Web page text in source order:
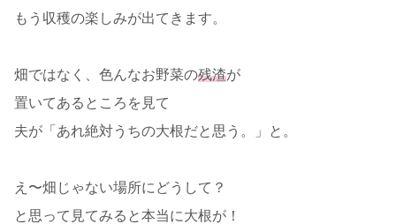
もう収穫の楽しみが出てきます。
畑ではなく、色んなお野菜の残渣が
置いてあるところを見て
夫が「あれ絶対うちの大根だと思う。」と。
え〜畑じゃない場所にどうして？
と思って見てみると本当に大根が！